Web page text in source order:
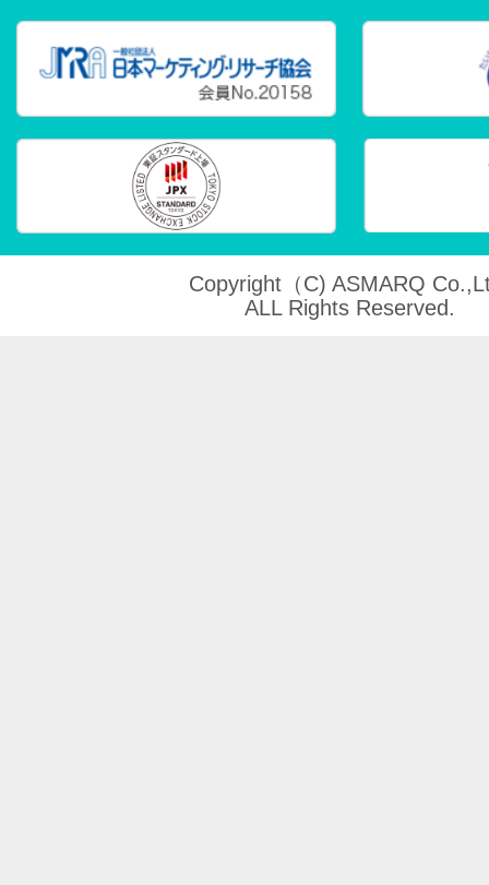
Copyright（C) ASMARQ
ALL Rights Reserved.